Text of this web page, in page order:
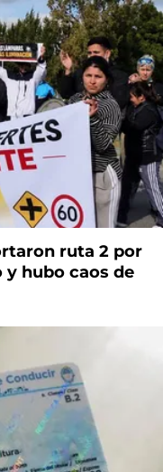
ruta 2 por
hubo caos de